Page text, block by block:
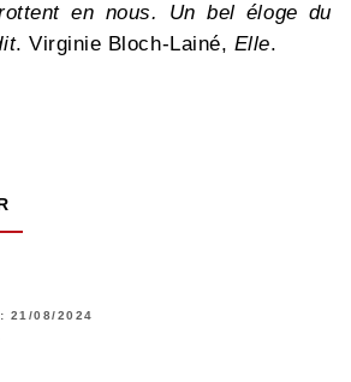
en nous. Un bel éloge du
. Virginie Bloch-Lainé, Elle.
: 21/08/2024